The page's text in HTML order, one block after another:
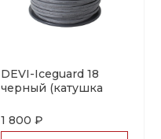
DEVI-Iceguard 18
черный (катушка
саморегулирующийся
греющий кабель
1 800 ₽